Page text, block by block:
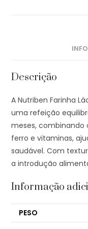
Descrição
A Nutriben Farinha
uma refeição
meses, combinando
ferro e vitaminas,
saudável. Com
a introdução
Informação
PESO